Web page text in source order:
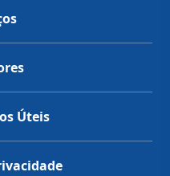
Úteis